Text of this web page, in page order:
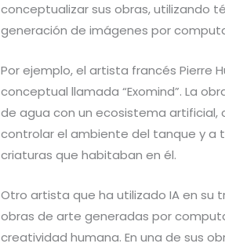
conceptualizar sus obras, utilizando
generación de imágenes por
Por ejemplo, el artista francés Pierre
conceptual llamada “Exomind”. La
de agua con un ecosistema artificial,
controlar el ambiente del tanque y a
criaturas que habitaban en él.
Otro artista que ha utilizado IA en su
obras de arte generadas por
creatividad humana. En una de sus